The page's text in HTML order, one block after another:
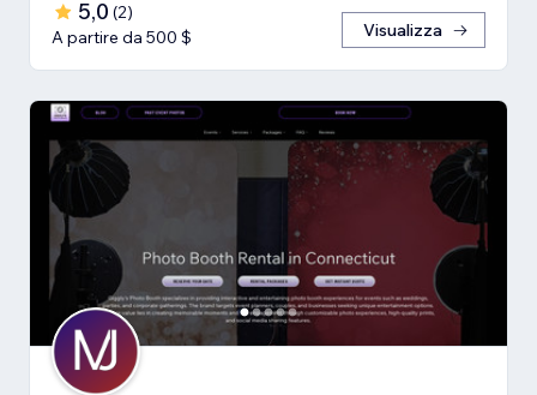
5,0 (2)
A partire da 500 $
Visualizza